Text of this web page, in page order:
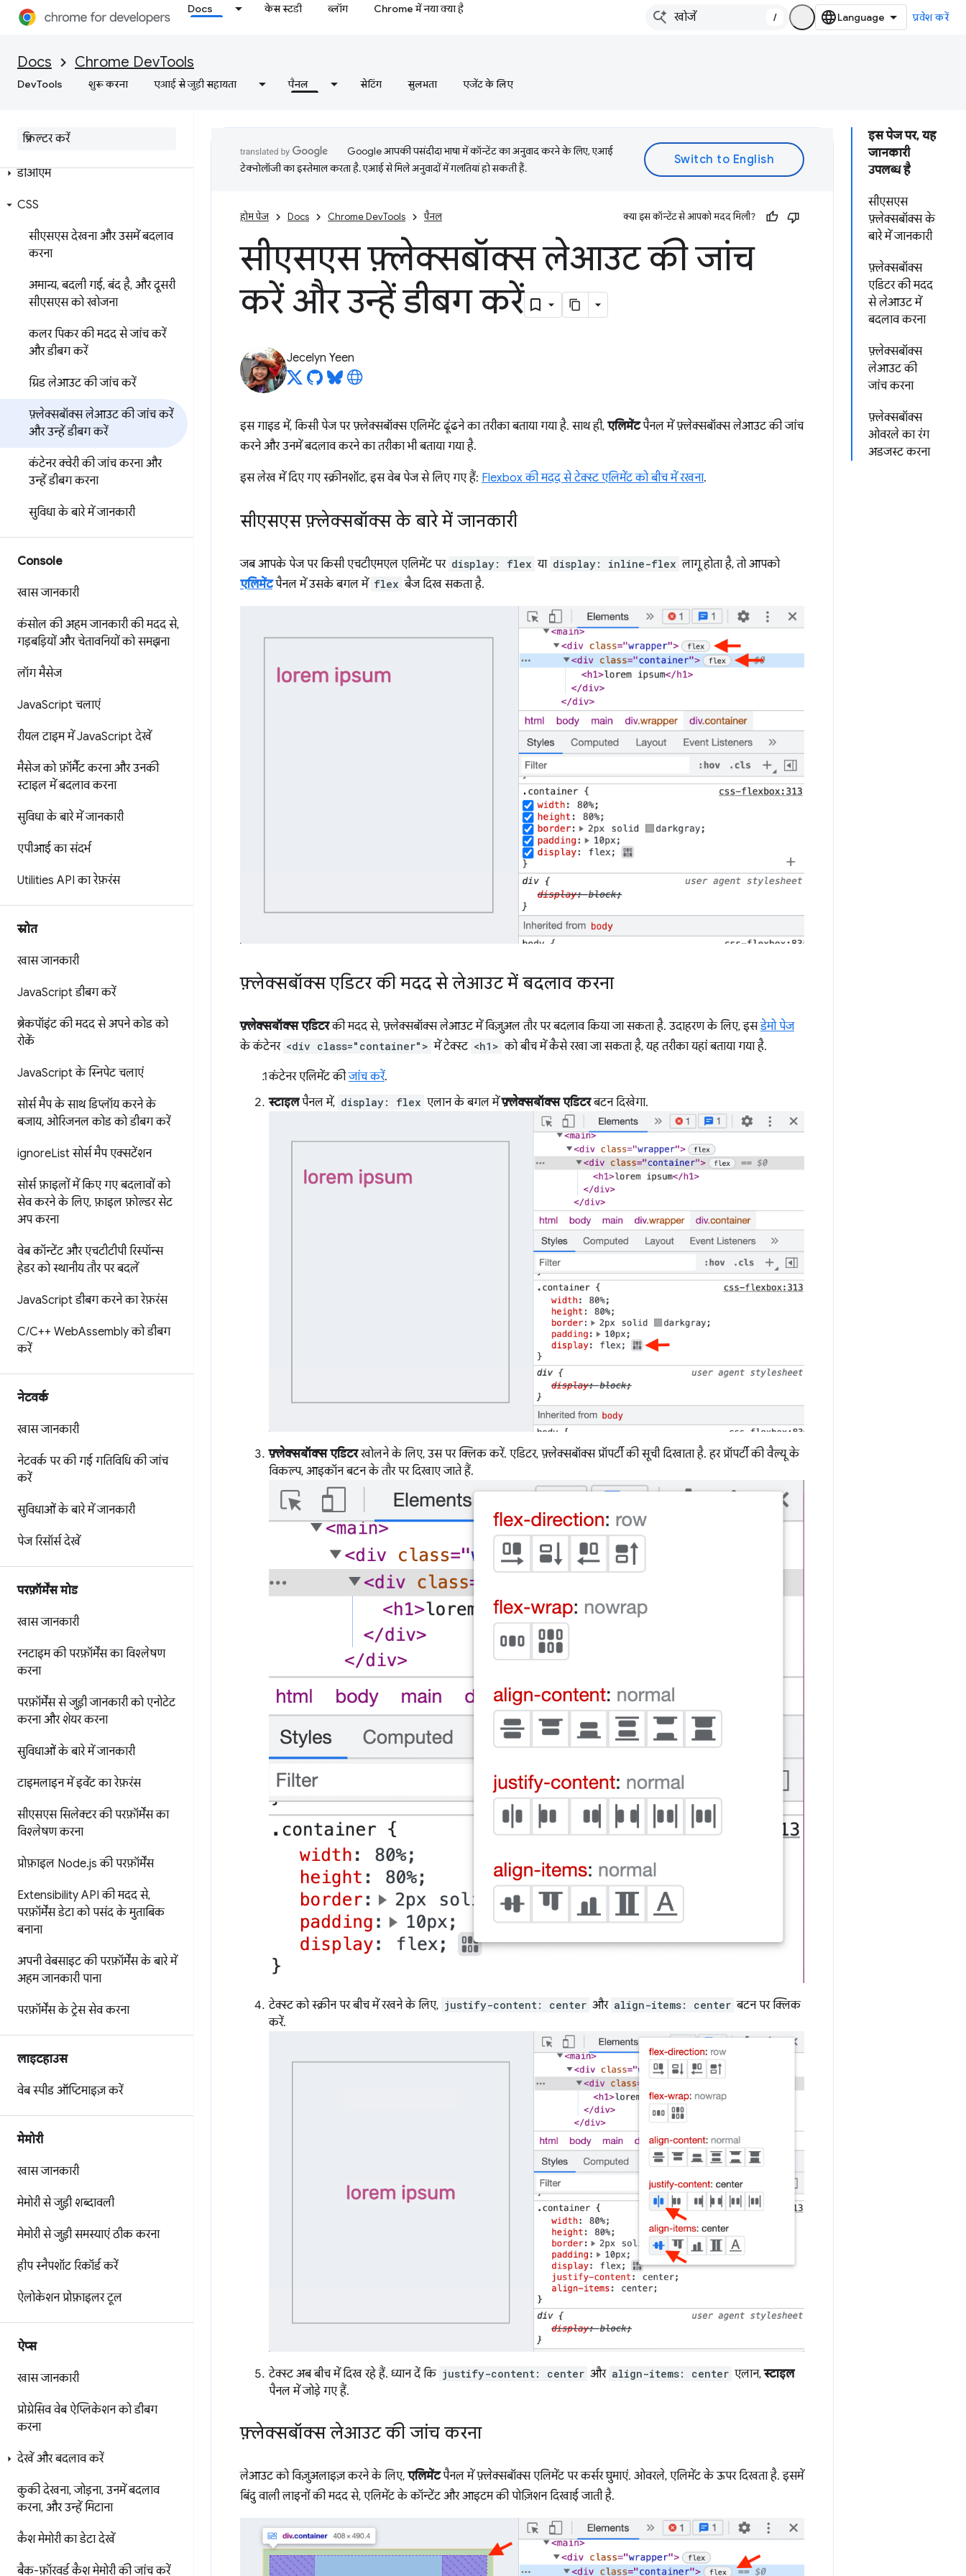
Docs केस स्टडी ब्लॉग Chrome में नया क्या है
/ प्रवेश करें
Docs Chrome DevTools
DevTools शुरू करना एआई से जुड़ी सहायता पैनल सेटिंग सुलभता एजेंट के लिए
खास जानकारी
डीओएम
CSS
सीएसएस देखना और उसमें बदलाव
करना
अमान्य,बदली गई,बंद है, और दूसरी
सीएसएस को खोजना
कलर पिकर की मदद से जांच करें
और डीबग करें
ग्रिड लेआउट की जांच करें
फ़्लेक्सबॉक्स लेआउट की जांच करें
और उन्हें डीबग करें
कंटेनर क्वेरी की जांच करना और
उन्हें डीबग करना
सुविधा के बारे में जानकारी
Console
खास जानकारी
कंसोल की अहम जानकारी की मदद से,
गड़बड़ियों और चेतावनियों को समझना
लॉग मैसेज
JavaScript चलाएं
रीयल टाइम में JavaScript देखें
मैसेज को फ़ॉर्मैट करना और उनकी
स्टाइल में बदलाव करना
सुविधा के बारे में जानकारी
एपीआई का संदर्भ
Utilities API का रेफ़रंस
स्रोत
खास जानकारी
JavaScript डीबग करें
ब्रेकपॉइंट की मदद से अपने कोड को
रोकें
JavaScript के स्निपेट चलाएं
सोर्स मैप के साथ डिप्लॉय करने के
बजाय, ओरिजनल कोड को डीबग करें
ignoreList सोर्स मैप एक्सटेंशन
सोर्स फ़ाइलों में किए गए बदलावों को
सेव करने के लिए, फ़ाइल फ़ोल्डर सेट
अप करना
वेब कॉन्टेंट और एचटीटीपी रिस्पॉन्स
हेडर को स्थानीय तौर पर बदलें
JavaScript डीबग करने का रेफ़रंस
C/C++ WebAssembly को डीबग
करें
नेटवर्क
खास जानकारी
नेटवर्क पर की गई गतिविधि की जांच
करें
सुविधाओं के बारे में जानकारी
पेज रिसॉर्स देखें
परफ़ॉर्मेंस मोड
खास जानकारी
रनटाइम की परफ़ॉर्मेंस का विश्लेषण
करना
परफ़ॉर्मेंस से जुड़ी जानकारी को एनोटेट
करना और शेयर करना
सुविधाओं के बारे में जानकारी
टाइमलाइन में इवेंट का रेफ़रंस
सीएसएस सिलेक्टर की परफ़ॉर्मेंस का
विश्लेषण करना
प्रोफ़ाइल Node.js की परफ़ॉर्मेंस
Extensibility API की मदद से,
परफ़ॉर्मेंस डेटा को पसंद के मुताबिक
बनाना
अपनी वेबसाइट की परफ़ॉर्मेंस के बारे में
अहम जानकारी पाना
परफ़ॉर्मेंस के ट्रेस सेव करना
लाइटहाउस
वेब स्पीड ऑप्टिमाइज़ करें
मेमोरी
खास जानकारी
मेमोरी से जुड़ी शब्दावली
मेमोरी से जुड़ी समस्याएं ठीक करना
हीप स्नैपशॉट रिकॉर्ड करें
ऐलोकेशन प्रोफ़ाइलर टूल
ऐप्स
खास जानकारी
प्रोग्रेसिव वेब ऐप्लिकेशन को डीबग
करना
देखें और बदलाव करें
कुकी देखना,जोड़ना, उनमें बदलाव
करना, और उन्हें मिटाना
कैश मेमोरी का डेटा देखें
बैक-फ़ॉरवर्ड कैश मेमोरी की जांच करें
इस पेज पर, यह
जानकारी
उपलब्ध है
सीएसएस
फ़्लेक्सबॉक्स के
बारे में जानकारी
फ़्लेक्सबॉक्स
एडिटर की मदद
से लेआउट में
बदलाव करना
फ़्लेक्सबॉक्स
लेआउट की
जांच करना
फ़्लेक्सबॉक्स
ओवरले का रंग
अडजस्ट करना
Google आपकी पसंदीदा भाषा में कॉन्टेंट का अनुवाद करने के लिए, एआई
टेक्नोलॉजी का इस्तेमाल करता है. एआई से मिले अनुवादों में गलतियां हो सकती हैं.
होम पेज Docs Chrome DevTools पैनल क्या इस कॉन्टेंट से आपको मदद मिली?
सीएसएस फ़्लेक्सबॉक्स लेआउट की जांच
करें और उन्हें डीबग करें
Jecelyn Yeen
इस गाइड में, किसी पेज पर फ़्लेक्सबॉक्स एलिमेंट ढूंढने का तरीका बताया गया है. साथ ही, एलिमेंटपैनल में फ़्लेक्सबॉक्स लेआउट की जांच
करने और उनमें बदलाव करने का तरीका भी बताया गया है.
इस लेख में दिए गए स्क्रीनशॉट, इस वेब पेज से लिए गए हैं: Flexbox की मदद से टेक्स्ट एलिमेंट को बीच में रखना.
सीएसएस फ़्लेक्सबॉक्स के बारे में जानकारी
जब आपके पेज पर किसी एचटीएमएल एलिमेंट पर display: flex या display: inline-flex लागू होता है, तो आपको
एलिमेंटपैनल में उसके बगल में flex बैज दिख सकता है.
फ़्लेक्सबॉक्स एडिटर की मदद से लेआउट में बदलाव करना
फ़्लेक्सबॉक्स एडिटरकी मदद से, फ़्लेक्सबॉक्स लेआउट में विज़ुअल तौर पर बदलाव किया जा सकता है. उदाहरण के लिए, इसडेमो पेज
के कंटेनर <div class="container"> में टेक्स्ट <h1> को बीच में कैसे रखा जा सकता है, यह तरीका यहां बताया गया है.
कंटेनर एलिमेंट कीजांच करें.
स्टाइलपैनल में, display: flex एलान के बगल मेंफ़्लेक्सबॉक्स एडिटरबटन दिखेगा.
फ़्लेक्सबॉक्स एडिटरखोलने के लिए, उस पर क्लिक करें. एडिटर, फ़्लेक्सबॉक्स प्रॉपर्टी की सूची दिखाता है. हर प्रॉपर्टी की वैल्यू के
विकल्प, आइकॉन बटन के तौर पर दिखाए जाते हैं.
टेक्स्ट को स्क्रीन पर बीच में रखने के लिए, justify-content: center और align-items: center बटन पर क्लिक
करें.
टेक्स्ट अब बीच में दिख रहे हैं. ध्यान दें कि justify-content: center और align-items: center एलान,स्टाइल
पैनल में जोड़े गए हैं.
फ़्लेक्सबॉक्स लेआउट की जांच करना
लेआउट को विज़ुअलाइज़ करने के लिए, एलिमेंटपैनल में फ़्लेक्सबॉक्स एलिमेंट पर कर्सर घुमाएं. ओवरले, एलिमेंट के ऊपर दिखता है. इसमें
बिंदु वाली लाइनों की मदद से, एलिमेंट के कॉन्टेंट और आइटम की पोज़िशन दिखाई जाती है.